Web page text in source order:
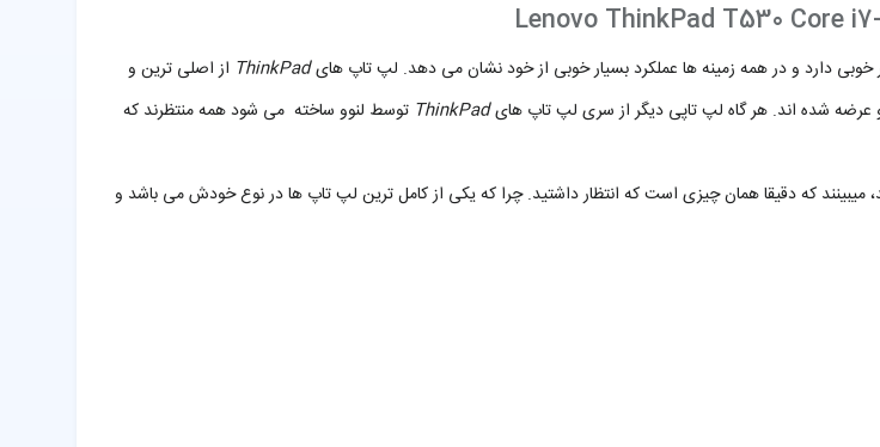
خوبی دارد و در همه زمینه ها عملکرد بسیار خوبی از خود نشان می دهد. لپ تاپ هایThinkPad از اصلی ترین و
شده اند. هر گاه لپ تاپی دیگر از سری لپ تاپ هایThinkPad توسط لنوو ساخته می شود همه منتظرند که
که دقیقا همان چیزی است که انتظار داشتید. چرا که یکی از کامل ترین لپ تاپ ها در نوع خودش می باشد و